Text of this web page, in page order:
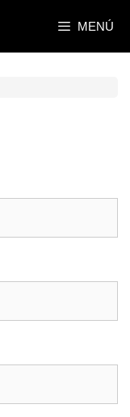
MENÚ